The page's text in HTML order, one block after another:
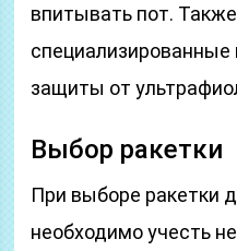
впитывать пот.
специализированные
защиты от
Выбор ракетки
При выборе ракетки
необходимо учесть